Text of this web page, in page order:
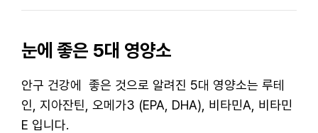
눈에 좋은 5대 영양소
안구 건강에 좋은 것으로 알려진 5대 영양소는 루테
인, 지아잔틴, 오메가3 (EPA, DHA), 비타민A, 비타민
E 입니다.